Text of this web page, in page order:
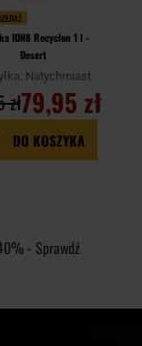
ION8 Recyclon 1 l -
Desert
Natychmiast
79,95 zł
zł
DO KOSZYKA